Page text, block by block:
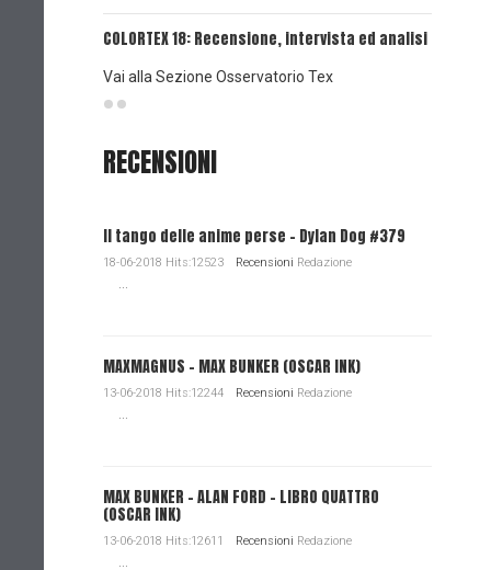
COLORTEX 18: Recensione, intervista ed analisi
Vai alla Sezione Osservatorio Tex
RECENSIONI
Il tango delle anime perse - Dylan Dog #379
18-06-2018 Hits:12523 Recensioni Redazione
MAXMAGNUS – MAX BUNKER (OSCAR INK)
13-06-2018 Hits:12244 Recensioni Redazione
MAX BUNKER – ALAN FORD – LIBRO QUATTRO
(OSCAR INK)
13-06-2018 Hits:12611 Recensioni Redazione